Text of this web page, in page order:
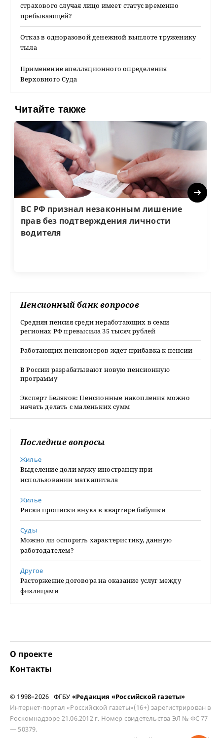
страхового случая лицо имеет статус временно
пребывающей?
Отказ в одноразовой денежной выплоте труженику
тыла
Применение апелляционного определения
Верховного Суда
Читайте также
ВС РФ признал незаконным лишение
прав без подтверждения личности
водителя
Next
Пенсионный банк вопросов
Средняя пенсия среди неработающих в семи
регионах РФ превысила 35 тысяч рублей
Работающих пенсионеров ждет прибавка к пенсии
В России разрабатывают новую пенсионную
программу
Эксперт Беляков: Пенсионные накопления можно
начать делать с маленьких сумм
Последние вопросы
Жилье
Выделение доли мужу-иностранцу при
использовании маткапитала
Жилье
Риски прописки внука в квартире бабушки
Суды
Можно ли оспорить характеристику, данную
работодателем?
Другое
Расторжение договора на оказание услуг между
физлицами
О проекте
Контакты
© 1998–2026 ФГБУ «Редакция «Российской газеты»
Интернет-портал «Российской газеты»(16+) зарегистрирован в
Роскомнадзоре 21.06.2012 г. Номер свидетельства ЭЛ № ФС 77
— 50379.